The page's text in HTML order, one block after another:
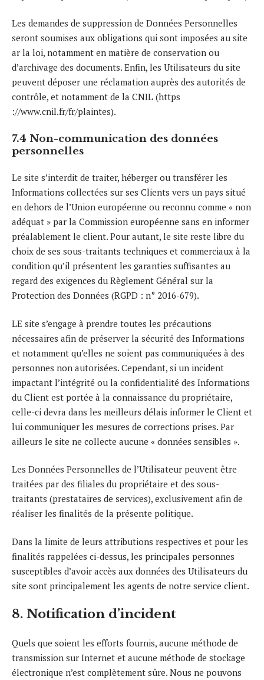
Les demandes de suppression de Données Personnelles
seront soumises aux obligations qui sont imposées au site
ar la loi, notamment en matière de conservation ou
d’archivage des documents. Enfin, les Utilisateurs du site
peuvent déposer une réclamation auprès des autorités de
contrôle, et notamment de la CNIL (https
://www.cnil.fr/fr/plaintes).
7.4 Non-communication des données
personnelles
Le site s’interdit de traiter, héberger ou transférer les
Informations collectées sur ses Clients vers un pays situé
en dehors de l’Union européenne ou reconnu comme « non
adéquat » par la Commission européenne sans en informer
préalablement le client. Pour autant, le site reste libre du
choix de ses sous-traitants techniques et commerciaux à la
condition qu’il présentent les garanties suffisantes au
regard des exigences du Règlement Général sur la
Protection des Données (RGPD : n° 2016-679).
LE site s’engage à prendre toutes les précautions
nécessaires afin de préserver la sécurité des Informations
et notamment qu’elles ne soient pas communiquées à des
personnes non autorisées. Cependant, si un incident
impactant l’intégrité ou la confidentialité des Informations
du Client est portée à la connaissance du propriétaire,
celle-ci devra dans les meilleurs délais informer le Client et
lui communiquer les mesures de corrections prises. Par
ailleurs le site ne collecte aucune « données sensibles ».
Les Données Personnelles de l’Utilisateur peuvent être
traitées par des filiales du propriétaire et des sous-
traitants (prestataires de services), exclusivement afin de
réaliser les finalités de la présente politique.
Dans la limite de leurs attributions respectives et pour les
finalités rappelées ci-dessus, les principales personnes
susceptibles d’avoir accès aux données des Utilisateurs du
site sont principalement les agents de notre service client.
8. Notification d’incident
Quels que soient les efforts fournis, aucune méthode de
transmission sur Internet et aucune méthode de stockage
électronique n’est complètement sûre. Nous ne pouvons